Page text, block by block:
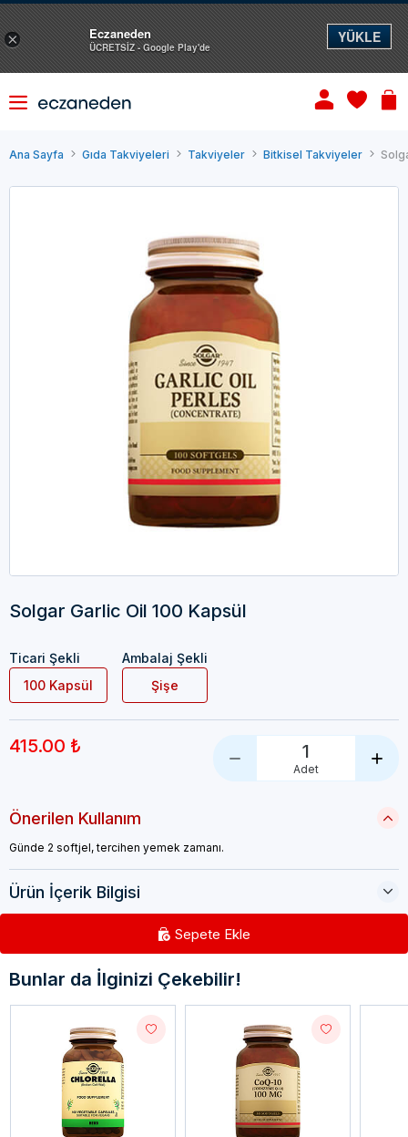
Ana Sayfa Gıda Takviyeleri Takviyeler Bitkisel Takviyeler
Solgar Garlic Oil 100 Kapsül
Ticari Şekli
100 Kapsül
Ambalaj Şekli
Şişe
415.00 ₺ 1
Adet
Önerilen Kullanım
Günde 2 softjel, tercihen yemek zamanı.
Ürün İçerik Bilgisi
Sepete Ekle
Bunlar da İlginizi Çekebilir!
× Eczaneden
ÜCRETSİZ - Google Play'de
YÜKLE